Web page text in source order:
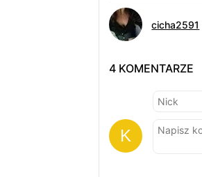
cicha2591
4 KOMENTARZE